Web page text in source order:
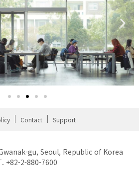
Contact Support
gu, Seoul, Republic of Korea
+82-2-880-7600